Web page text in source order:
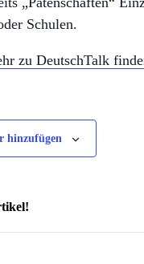
Schulen.
zu DeutschTalk
hinzufügen